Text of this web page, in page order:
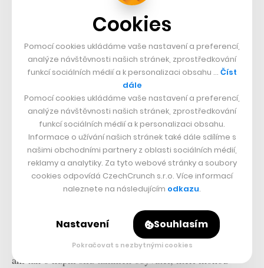
Německo je pro Apple velmi důležitým trhem. Nejde
ani tak o kupní sílu tamních obyvatel, kteří mohou
Cookies
Pomocí cookies ukládáme vaše nastavení a preferencí,
analýze návštěvnosti našich stránek, zprostředkování
funkcí sociálních médií a k personalizaci obsahu … Číst
dále
Pomocí cookies ukládáme vaše nastavení a preferencí,
analýze návštěvnosti našich stránek, zprostředkování
funkcí sociálních médií a k personalizaci obsahu.
Informace o užívání našich stránek také dále sdílíme s
našimi obchodními partnery z oblasti sociálních médií,
reklamy a analytiky. Za tyto webové stránky a soubory
cookies odpovídá CzechCrunch s.r.o. Více informací
naleznete na následujícím odkazu.
Nastavení Souhlasím
Pokračovat s nezbytnými cookies